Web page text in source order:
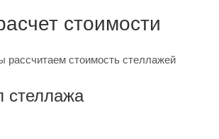
стоимости
рассчитаем стоимость стеллажей
стеллажа